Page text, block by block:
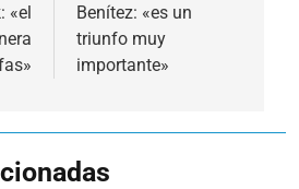
«el
Benítez: «es un
triunfo muy
importante»